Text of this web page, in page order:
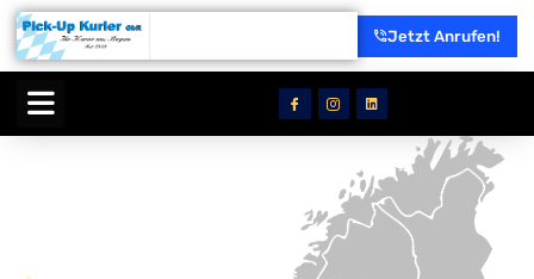
Jetzt Anrufen!